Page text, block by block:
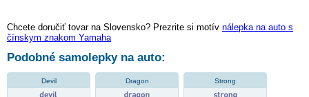
Chcete doručiť tovar na Slovensko? Prezrite si motív nálepka na auto s
čínskym znakom Yamaha
Podobné samolepky na auto:
Devil Dragon Strong